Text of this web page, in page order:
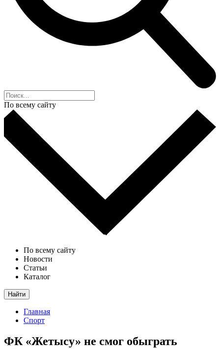
По всему сайту
По всему сайту
Новости
Статьи
Каталог
Найти
Главная
Спорт
ФК «Жетысу» не смог обыграть